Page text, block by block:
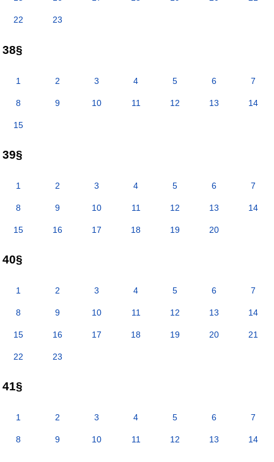
22 23
38§
1 2 3 4 5 6 7
8 9 10 11 12 13 14
15
39§
1 2 3 4 5 6 7
8 9 10 11 12 13 14
15 16 17 18 19 20
40§
1 2 3 4 5 6 7
8 9 10 11 12 13 14
15 16 17 18 19 20 21
22 23
41§
1 2 3 4 5 6 7
8 9 10 11 12 13 14